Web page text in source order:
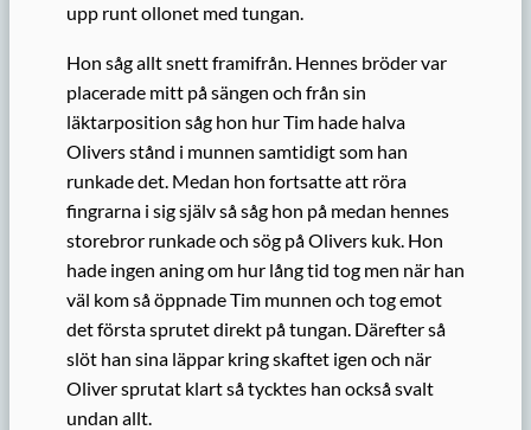
upp runt ollonet med tungan.
Hon såg allt snett framifrån. Hennes bröder var
placerade mitt på sängen och från sin
läktarposition såg hon hur Tim hade halva
Olivers stånd i munnen samtidigt som han
runkade det. Medan hon fortsatte att röra
fingrarna i sig själv så såg hon på medan hennes
storebror runkade och sög på Olivers kuk. Hon
hade ingen aning om hur lång tid tog men när han
väl kom så öppnade Tim munnen och tog emot
det första sprutet direkt på tungan. Därefter så
slöt han sina läppar kring skaftet igen och när
Oliver sprutat klart så tycktes han också svalt
undan allt.